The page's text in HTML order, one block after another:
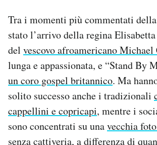
Tra i momenti più commentati
stato l’arrivo della regina
del vescovo afroamericano Michael
lunga e appassionata, e “Stand By
un coro gospel britannico. Ma
solito successo anche i tradizionali
cappellini e copricapi, mentre i
sono concentrati su unavecchia
senza cattiveria, a differenza di